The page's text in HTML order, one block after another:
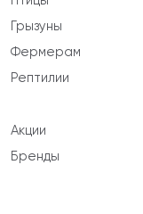
Грызуны
Фермерам
Рептилии
Акции
Бренды